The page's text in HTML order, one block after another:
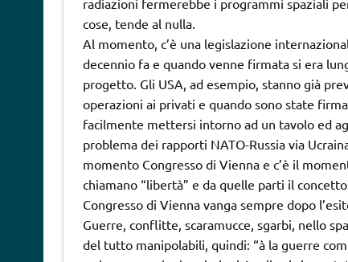
radiazioni fermerebbe i programmi spaziali
cose, tende al nulla.
Al momento, c’è una legislazione
decennio fa e quando venne firmata si era
progetto. Gli USA, ad esempio, stanno già
operazioni ai privati e quando sono state
facilmente mettersi intorno ad un tavolo ed
problema dei rapporti NATO-Russia via
momento Congresso di Vienna e c’è il
chiamano “libertà” e da quelle parti il
Congresso di Vienna vanga sempre dopo
Guerre, conflitte, scaramucce, sgarbi, nello
del tutto manipolabili, quindi: “à la guerre